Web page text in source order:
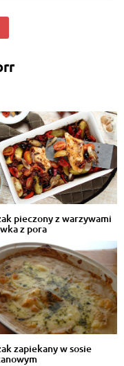
pieczony z warzywami
z pora
zapiekany w sosie